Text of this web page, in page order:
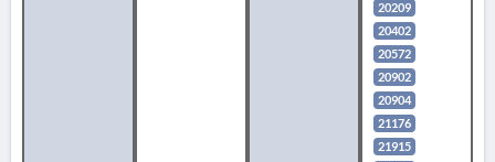
20209
20402
20572
20902
20904
21176
21915